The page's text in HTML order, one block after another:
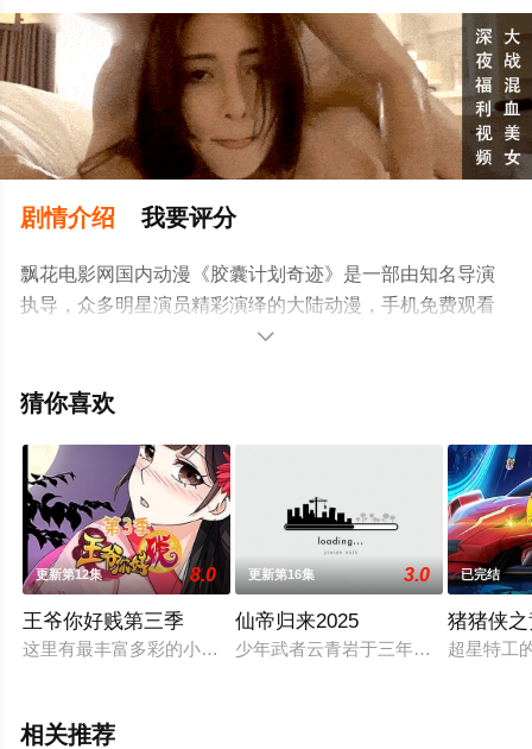
剧情介绍 我要评分
飘花电影网国内动漫《胶囊计划奇迹》是一部由知名导演
执导，众多明星演员精彩演绎的大陆动漫，手机免费观看
高清无删减完整版动漫就上飘花影院，更多相关信息可移

猜你喜欢
更新第12集 8.0
王爷你好贱第三季
这里有最丰富多彩的小贱人们，有最意想不到的扎堆撕，甚至
更新第16集 3.0
仙帝归来2025
少年武者云青岩于三年前人间蒸发，
已完结
猪猪侠
超星特工
相关推荐